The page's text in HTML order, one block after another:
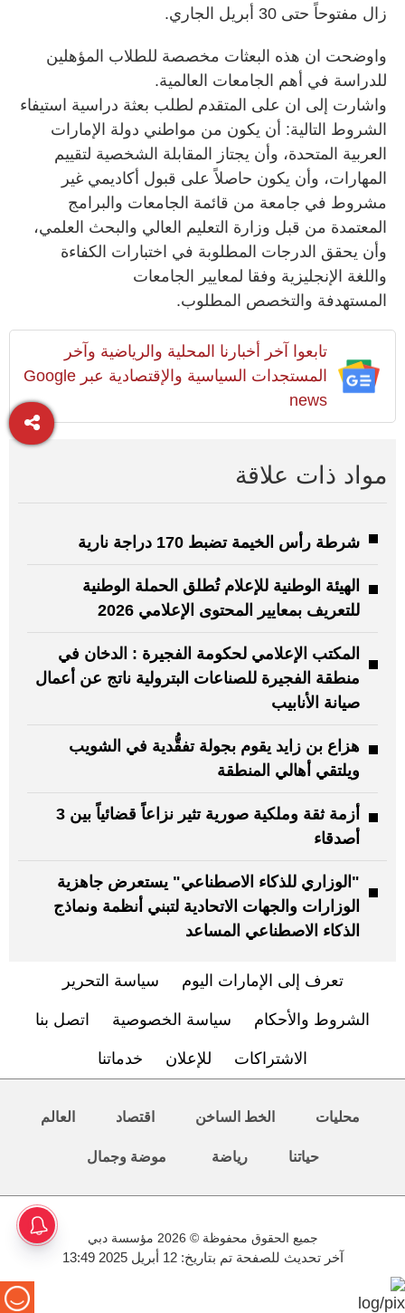
زال مفتوحاً حتى 30 أبريل الجاري.
واوضحت ان هذه البعثات مخصصة للطلاب المؤهلين
للدراسة في أهم الجامعات العالمية.
‏واشارت إلى ان على المتقدم لطلب بعثة دراسية استيفاء
الشروط التالية: أن يكون من مواطني دولة الإمارات
العربية المتحدة، وأن يجتاز المقابلة الشخصية لتقييم
المهارات، وأن يكون حاصلاً على قبول أكاديمي غير
مشروط في جامعة من قائمة الجامعات والبرامج
المعتمدة من قبل وزارة التعليم العالي والبحث العلمي،
وأن يحقق الدرجات المطلوبة في اختبارات الكفاءة
واللغة الإنجليزية وفقا لمعايير الجامعات
المستهدفة والتخصص المطلوب.
تابعوا آخر أخبارنا المحلية والرياضية وآخر
المستجدات السياسية والإقتصادية عبر Google
news
مواد ذات علاقة
شرطة رأس الخيمة تضبط 170 دراجة نارية
الهيئة الوطنية للإعلام تُطلق الحملة الوطنية
للتعريف بمعايير المحتوى الإعلامي 2026
المكتب الإعلامي لحكومة الفجيرة : الدخان في
منطقة الفجيرة للصناعات البترولية ناتج عن أعمال
صيانة الأنابيب
هزاع بن زايد يقوم بجولة تفقُّدية في الشويب
ويلتقي أهالي المنطقة
أزمة ثقة وملكية صورية تثير نزاعاً قضائياً بين 3
أصدقاء
"الوزاري للذكاء الاصطناعي" يستعرض جاهزية
الوزارات والجهات الاتحادية لتبني أنظمة ونماذج
الذكاء الاصطناعي المساعد
تعرف إلى الإمارات اليوم سياسة التحرير
الشروط والأحكام سياسة الخصوصية اتصل بنا
الاشتراكات للإعلان خدماتنا
محليات الخط الساخن اقتصاد العالم
حياتنا رياضة موضة وجمال
جميع الحقوق محفوظة © 2026 مؤسسة دبي
آخر تحديث للصفحة تم بتاريخ: 12 أبريل 2025 13:49